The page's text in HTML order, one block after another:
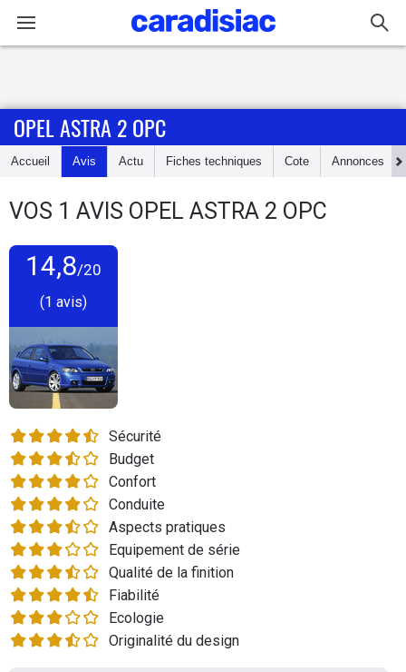
Accueil
Essais
Guide
Utilitaires
Flottes
Auto
Services
Forum
Moto
Marques
OPEL ASTRA 2 OPC
Accueil Avis Actu Fiches techniques Cote Annonces
VOS 1 AVIS OPEL ASTRA 2 OPC
14,8/20
(1 avis)
Sécurité
Budget
Confort
Conduite
Aspects pratiques
Equipement de série
Qualité de la finition
Fiabilité
Ecologie
Originalité du design